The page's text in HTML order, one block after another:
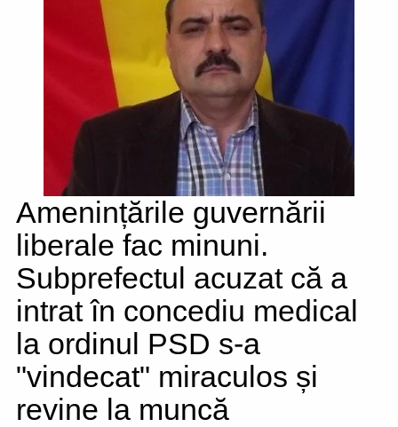
Amenințările guvernării
liberale fac minuni.
Subprefectul acuzat că a
intrat în concediu medical
la ordinul PSD s-a
"vindecat" miraculos și
revine la muncă